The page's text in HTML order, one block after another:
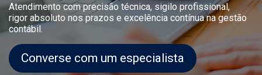
Atendimento com precisão técnica, sigilo profissional,
rigor absoluto nos prazos e excelência contínua na gestão
contábil.
Converse com um especialista